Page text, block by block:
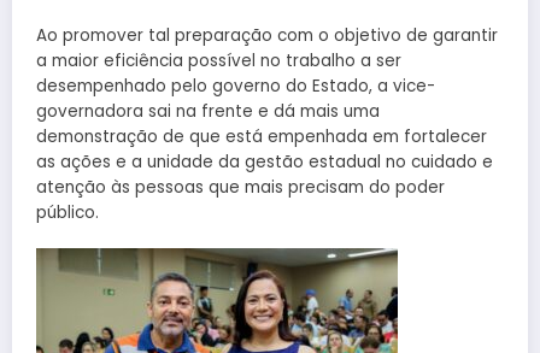
Ao promover tal preparação com o objetivo de garantir
a maior eficiência possível no trabalho a ser
desempenhado pelo governo do Estado, a vice-
governadora sai na frente e dá mais uma
demonstração de que está empenhada em fortalecer
as ações e a unidade da gestão estadual no cuidado e
atenção às pessoas que mais precisam do poder
público.